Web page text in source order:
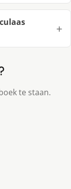
te staan.